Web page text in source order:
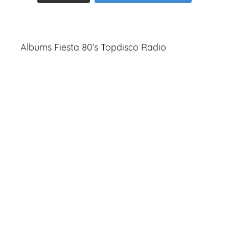
Albums Fiesta 80’s Topdisco Radio